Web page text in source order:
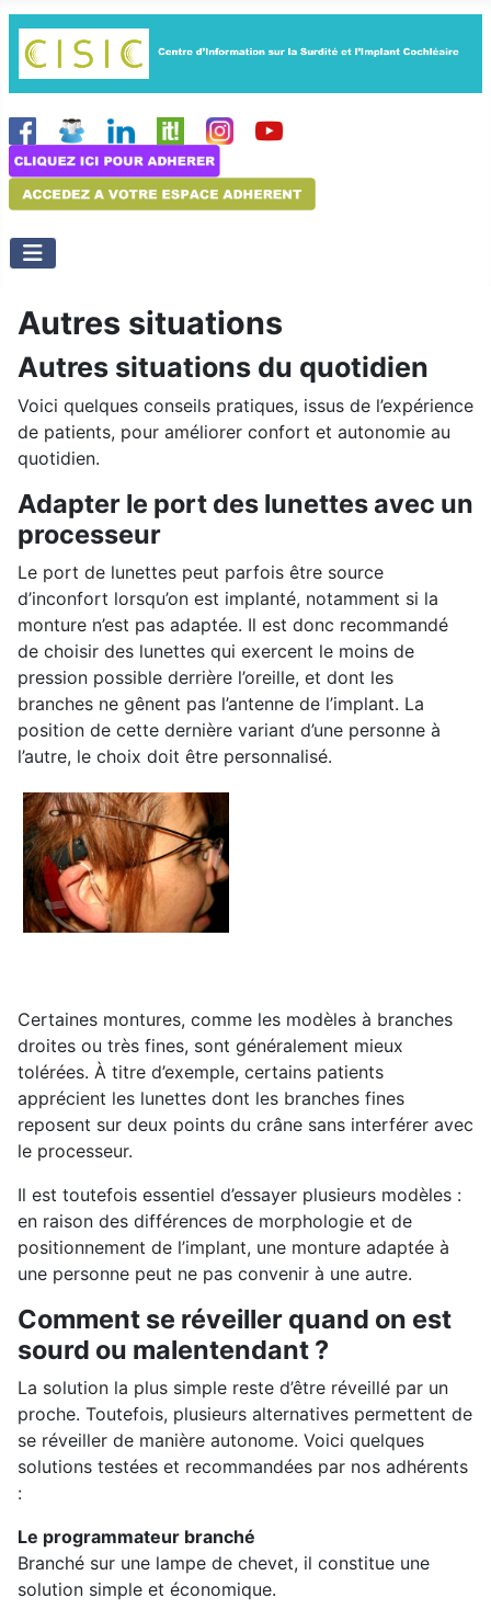
Autres situations
Autres situations du quotidien
Voici quelques conseils pratiques, issus de l’expérience
de patients, pour améliorer confort et autonomie au
quotidien.
Adapter le port des lunettes avec un
processeur
Le port de lunettes peut parfois être source
d’inconfort lorsqu’on est implanté, notamment si la
monture n’est pas adaptée. Il est donc recommandé
de choisir des lunettes qui exercent le moins de
pression possible derrière l’oreille, et dont les
branches ne gênent pas l’antenne de l’implant. La
position de cette dernière variant d’une personne à
l’autre, le choix doit être personnalisé.
Certaines montures, comme les modèles à branches
droites ou très fines, sont généralement mieux
tolérées. À titre d’exemple, certains patients
apprécient les lunettes dont les branches fines
reposent sur deux points du crâne sans interférer avec
le processeur.
Il est toutefois essentiel d’essayer plusieurs modèles :
en raison des différences de morphologie et de
positionnement de l’implant, une monture adaptée à
une personne peut ne pas convenir à une autre.
Comment se réveiller quand on est
sourd ou malentendant ?
La solution la plus simple reste d’être réveillé par un
proche. Toutefois, plusieurs alternatives permettent de
se réveiller de manière autonome. Voici quelques
solutions testées et recommandées par nos adhérents
:
Le programmateur branché
Branché sur une lampe de chevet, il constitue une
solution simple et économique.